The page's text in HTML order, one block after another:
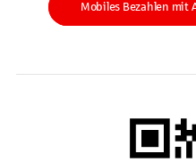
Mobiles Bezahlen mit